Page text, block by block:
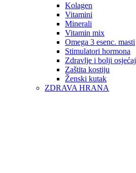
Kolagen
Vitamini
Minerali
Vitamin mix
Omega 3 esenc. masti
Stimulatori hormona
Zdravlje i bolji osjećaj
Zaštita kostiju
Ženski kutak
ZDRAVA HRANA